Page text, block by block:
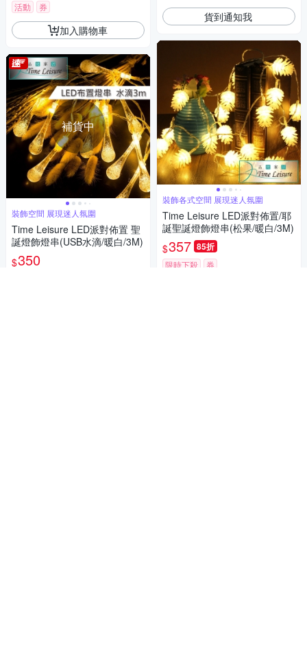
活動 券
加入購物車
補貨中
裝飾空間 展現迷人氛圍
Time Leisure LED派對佈置 聖
誕燈飾燈串(USB水滴/暖白/3M)
$350
貨到通知我
裝飾各式空間 展現迷人氛圍
Time Leisure LED派對佈置/耶
誕聖誕燈飾燈串(松果/暖白/3M)
$357 85折
限時下殺 券